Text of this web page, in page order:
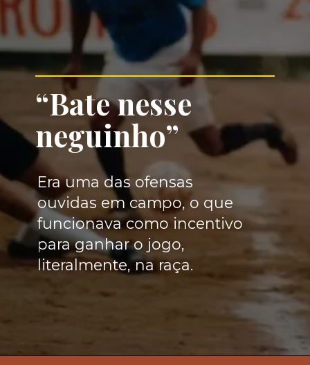
Era uma das ofensas
ouvidas em campo, o que
funcionava como incentivo
para ganhar o jogo,
literalmente, na raça.
“Bate nesse
neguinho”